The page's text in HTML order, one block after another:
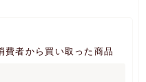
費者から買い取った商品